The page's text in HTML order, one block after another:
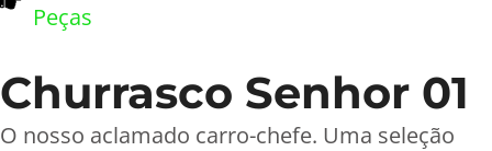
Peças
Churrasco Senhor 01
O nosso aclamado carro-chefe. Uma seleção